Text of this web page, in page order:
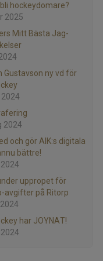
hockeydomare?
2025
Mitt Bästa Jag-
Gustavson ny vd för
2024
och gör AIK:s digitala
bättre!
uppropet för
avgifter på Ritorp
har JOYNAT!